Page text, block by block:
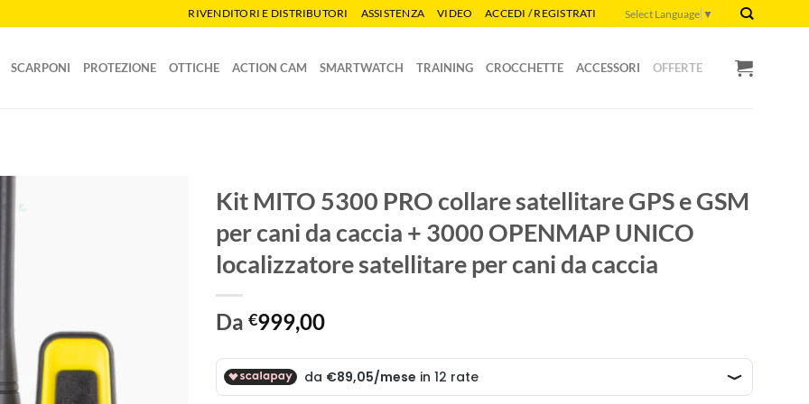
RIVENDITORI E DISTRIBUTORI ASSISTENZA VIDEO ACCEDI / REGISTRATI Select Language ▼
SCARPONI PROTEZIONE OTTICHE ACTION CAM SMARTWATCH TRAINING CROCCHETTE ACCESSORI OFFERTE
Kit MITO 5300 PRO collare satellitare GPS e GSM
per cani da caccia + 3000 OPENMAP UNICO
localizzatore satellitare per cani da caccia
Da €999,00